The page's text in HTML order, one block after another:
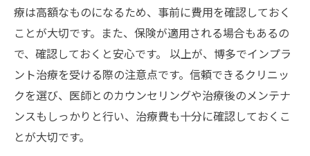
療は高額なものになるため、事前に費用を確認しておく
ことが大切です。また、保険が適用される場合もあるの
で、確認しておくと安心です。 以上が、博多でインプラ
ント治療を受ける際の注意点です。信頼できるクリニッ
クを選び、医師とのカウンセリングや治療後のメンテナ
ンスもしっかりと行い、治療費も十分に確認しておくこ
とが大切です。